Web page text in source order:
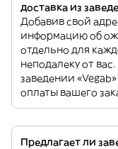
доставка из
Добавив свой
информацию об
отдельно для
неподалеку от
заведении
оплаты вашего
Предлагает ли